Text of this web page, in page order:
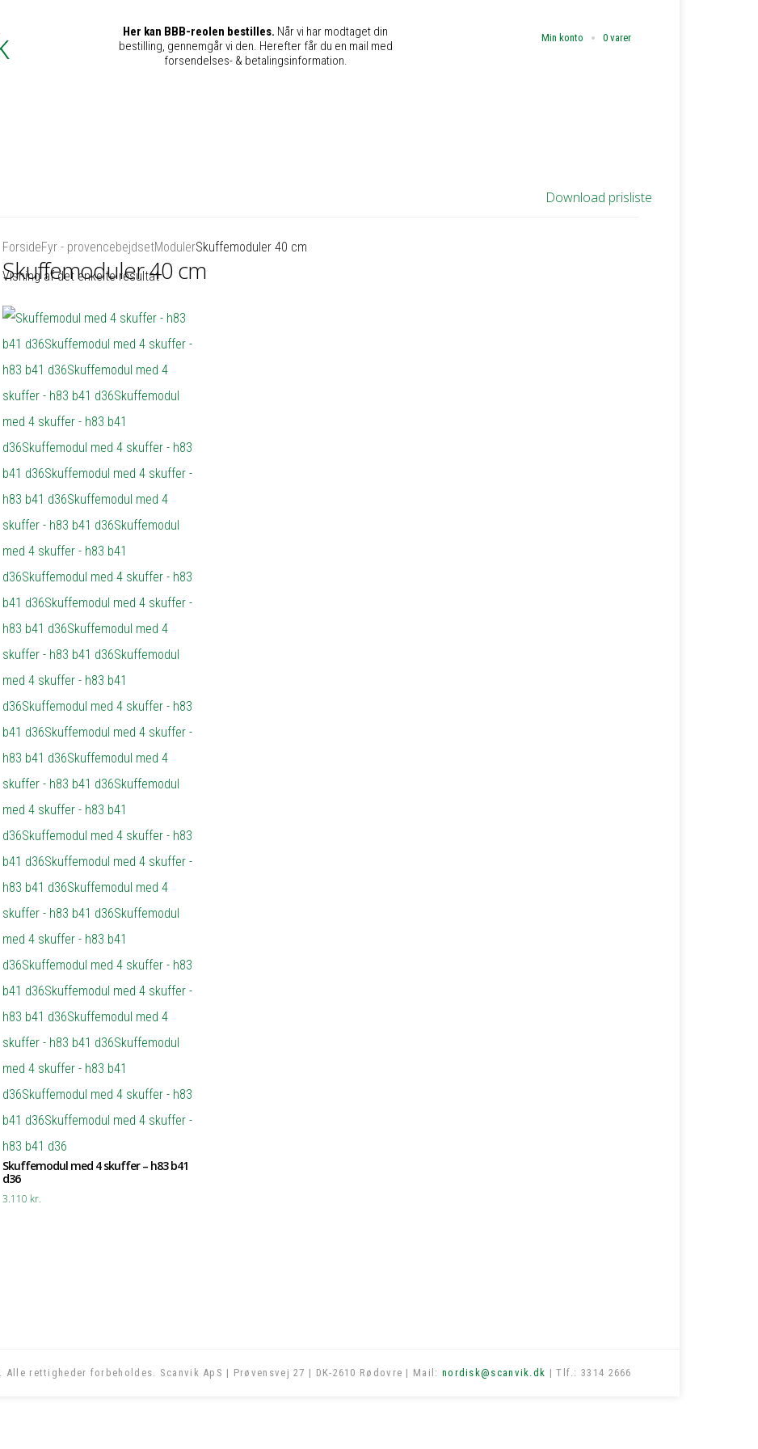
Min konto 0 varer
Her kan BBB-reolen bestilles. Når vi har modtaget din
bestilling, gennemgår vi den. Herefter får du en mail med
forsendelses- & betalingsinformation.
Download prisliste
ForsideFyr - provencebejdsetModulerSkuffemoduler 40 cm
Skuffemoduler 40 cm
Visning af det enkelte resultat
Skuffemodul med 4 skuffer – h83 b41
d36
3.110 kr.
Alle rettigheder forbeholdes. Scanvik ApS | Prøvensvej 27 | DK-2610 Rødovre | Mail: nordisk@scanvik.dk | Tlf.: 3314 2666